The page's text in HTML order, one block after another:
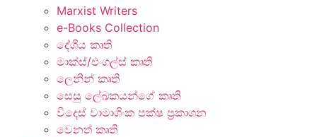
Marxist Writers
e-Books Collection
දේශීය කෘති
මාක්ස්/එංගල්ස් කෘති
ලෙනින් කෘති
සෙසු ලේඛකයන්ගේ කෘති
විදෙස් වාමාශිංක පක්ෂ ප්‍රකාශන
වෙනත් කෘති